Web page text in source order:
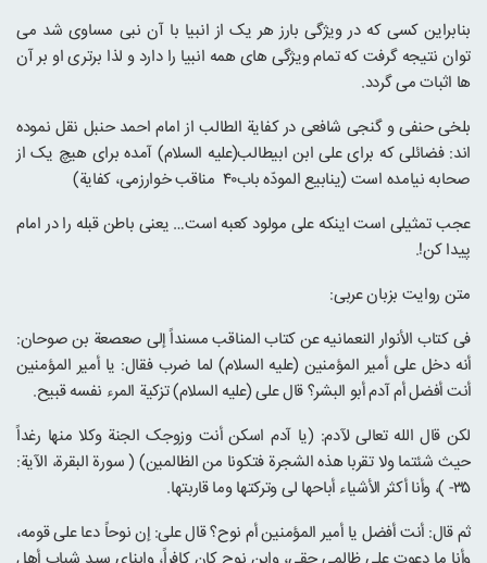
بنابراین کسی که در ویژگی بارز هر یک از انبیا با آن نبی مساوی شد می
توان نتیجه گرفت که تمام ویژگی های همه انبیا را دارد و لذا برتری او بر آن
ها اثبات می گردد.
بلخی حنفی و گنجی شافعی در کفایة الطالب از امام احمد حنبل نقل نموده
اند: فضائلی که برای علی ابن ابیطالب(علیه السلام) آمده برای هیچ یک از
صحابه نیامده است (ینابیع المودّه باب۴۰ مناقب خوارزمی، کفایة)
عجب تمثیلی است اینکه علی مولود کعبه است… یعنی باطن قبله را در امام
پیدا کن!.
متن روایت بزبان عربی:
فی کتاب الأنوار النعمانیه عن کتاب المناقب مسنداً إلی صعصعة بن صوحان:
أنه دخل علی أمیر المؤمنین (علیه السلام) لما ضرب فقال: یا أمیر المؤمنین
أنت أفضل أم آدم أبو البشر؟ قال علی (علیه السلام) تزکیة المرء نفسه قبیح.
لکن قال الله تعالی لآدم: (یا آدم اسکن أنت وزوجک الجنة وکلا منها رغداً
حیث شئتما ولا تقربا هذه الشجرة فتکونا من الظالمین) ( سورة البقرة، الآیة:
۳۵- )، وأنا أکثر الأشیاء أباحها لی وترکتها وما قاربتها.
ثم قال: أنت أفضل یا أمیر المؤمنین أم نوح؟ قال علی: إن نوحاً دعا علی قومه،